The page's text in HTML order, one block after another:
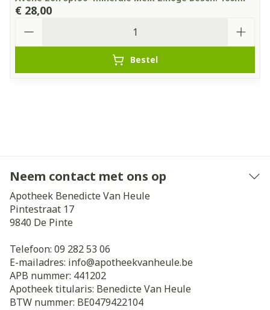
€ 28,00
Bestel
Neem contact met ons op
Apotheek Benedicte Van Heule
Pintestraat 17
9840 De Pinte
Telefoon: 09 282 53 06
E-mailadres: info@apotheekvanheule.be
APB nummer: 441202
Apotheek titularis: Benedicte Van Heule
BTW nummer: BE0479422104